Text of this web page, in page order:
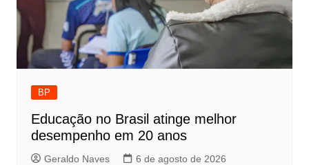
BP
Educação no Brasil atinge melhor
desempenho em 20 anos
Geraldo Naves 6 de agosto de 2026